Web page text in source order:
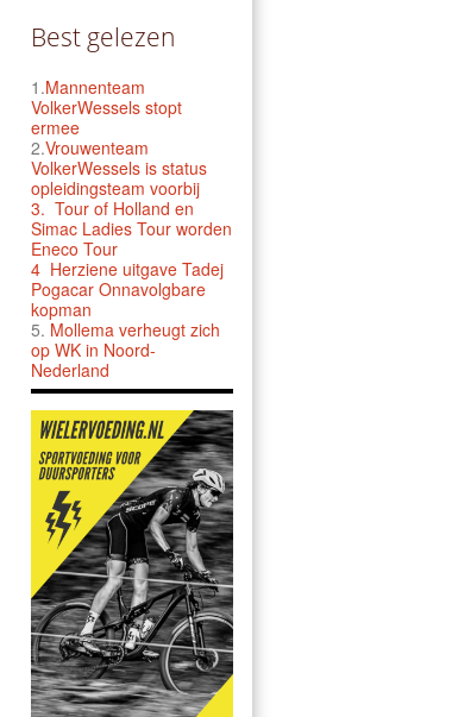
Best gelezen
1.Mannenteam
VolkerWessels stopt
ermee
2.Vrouwenteam
VolkerWessels is status
opleidingsteam voorbij
3. Tour of Holland en
Simac Ladies Tour worden
Eneco Tour
4 Herziene uitgave Tadej
Pogacar Onnavolgbare
kopman
5. Mollema verheugt zich
op WK in Noord-
Nederland